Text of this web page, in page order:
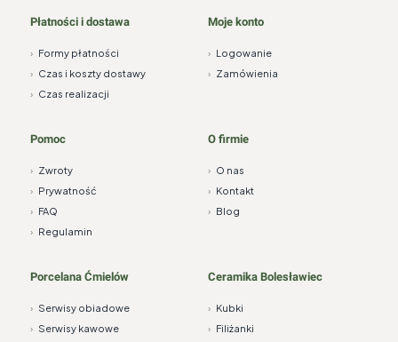
Płatności i dostawa
› Formy płatności
› Czas i koszty dostawy
› Czas realizacji
Moje konto
› Logowanie
› Zamówienia
Pomoc
› Zwroty
› Prywatność
› FAQ
› Regulamin
O firmie
› O nas
› Kontakt
› Blog
Porcelana Ćmielów
› Serwisy obiadowe
› Serwisy kawowe
Ceramika Bolesławiec
› Kubki
› Filiżanki